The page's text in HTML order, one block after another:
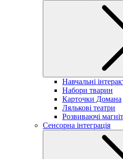
Навчальні
Набори тварин
Карточки Домана
Лялькові театри
Розвиваючі
Сенсорна інтеграція